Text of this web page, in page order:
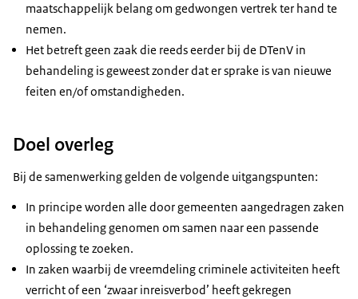
maatschappelijk belang om gedwongen vertrek ter hand te
nemen.
Het betreft geen zaak die reeds eerder bij de DTenV in
behandeling is geweest zonder dat er sprake is van nieuwe
feiten en/of omstandigheden.
Doel overleg
Bij de samenwerking gelden de volgende uitgangspunten:
In principe worden alle door gemeenten aangedragen zaken
in behandeling genomen om samen naar een passende
oplossing te zoeken.
In zaken waarbij de vreemdeling criminele activiteiten heeft
verricht of een ‘zwaar inreisverbod’ heeft gekregen